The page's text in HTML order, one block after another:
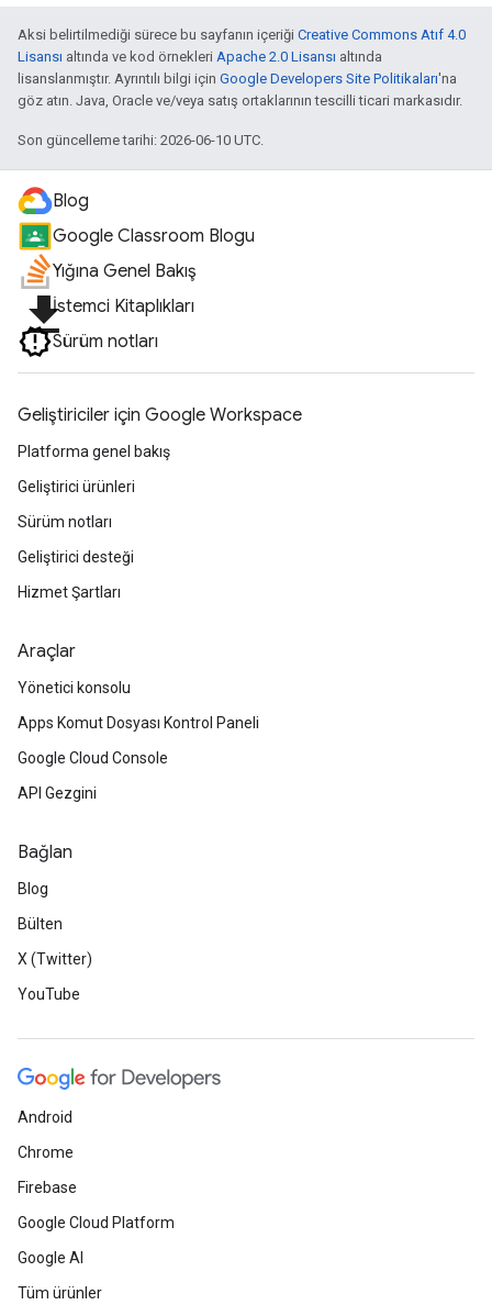
Aksi belirtilmediği sürece bu sayfanın içeriği Creative Commons Atıf 4.0
Lisansı altında ve kod örnekleri Apache 2.0 Lisansı altında
lisanslanmıştır. Ayrıntılı bilgi için Google Developers Site Politikaları'na
göz atın. Java, Oracle ve/veya satış ortaklarının tescilli ticari markasıdır.
Son güncelleme tarihi: 2026-06-10 UTC.
Blog
Google Classroom Blogu
Yığına Genel Bakış
file_downloadİstemci Kitaplıkları
Sürüm notları
Geliştiriciler için Google Workspace
Platforma genel bakış
Geliştirici ürünleri
Sürüm notları
Geliştirici desteği
Hizmet Şartları
Araçlar
Yönetici konsolu
Apps Komut Dosyası Kontrol Paneli
Google Cloud Console
API Gezgini
Bağlan
Blog
Bülten
X (Twitter)
YouTube
Android
Chrome
Firebase
Google Cloud Platform
Google AI
Tüm ürünler